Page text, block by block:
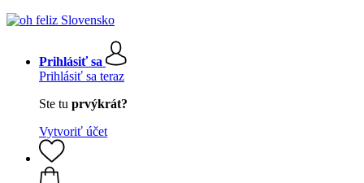
Prihlásiť sa
Prihlásiť sa teraz
Ste tu prvýkrát?
Vytvoriť účet